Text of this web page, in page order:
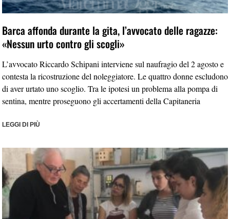
Barca affonda durante la gita, l’avvocato delle ragazze:
«Nessun urto contro gli scogli»
L’avvocato Riccardo Schipani interviene sul naufragio del 2 agosto e
contesta la ricostruzione del noleggiatore. Le quattro donne escludono
di aver urtato uno scoglio. Tra le ipotesi un problema alla pompa di
sentina, mentre proseguono gli accertamenti della Capitaneria
LEGGI DI PIÙ